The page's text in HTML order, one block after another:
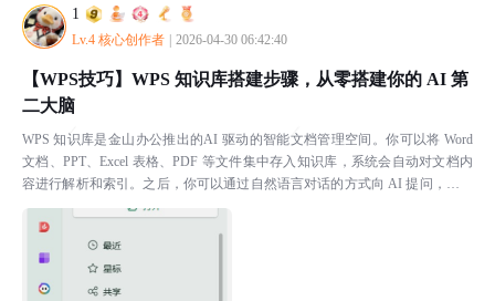
1
Lv.4 核心创作者 2026-04-30 06:42:40
【WPS技巧】WPS 知识库搭建步骤，从零搭建你的 AI 第
二大脑
WPS 知识库是金山办公推出的AI 驱动的智能文档管理空间。你可以将 Word
文档、PPT、Excel 表格、PDF 等文件集中存入知识库，系统会自动对文档内
容进行解析和索引。之后，你可以通过自然语言对话的方式向 AI 提问，它会
直接从你的知识库中检索、...